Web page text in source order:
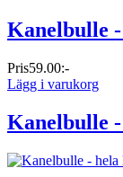
Kanelbulle
Pris59.00:-
Lägg i varukorg
Kanelbulle